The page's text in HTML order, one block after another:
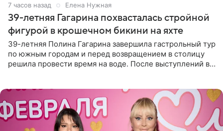
7 часов назад Елена Нужная
39-летняя Гагарина похвасталась стройной
фигурой в крошечном бикини на яхте
39-летняя Полина Гагарина завершила гастрольный тур
по южным городам и перед возвращением в столицу
решила провести время на воде. После выступлений в